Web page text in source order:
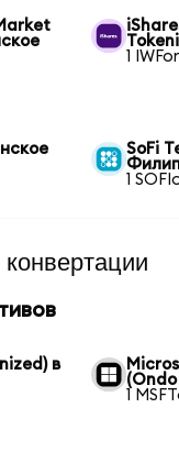
1
SoFi
1
в
1